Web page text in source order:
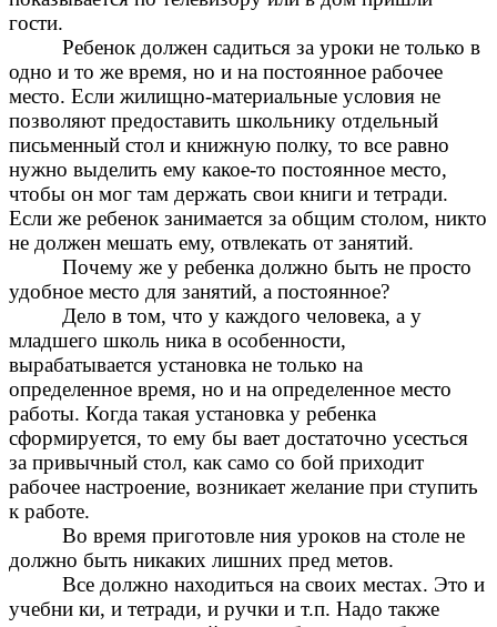
гости.
Ребенок должен садиться за уроки не только в
одно и то же время, но и на постоянное рабочее
место. Если жилищно-материальные условия не
позволяют предоставить школьнику отдельный
письменный стол и книжную полку, то все равно
нужно выделить ему какое-то постоянное место,
чтобы он мог там держать свои книги и тетради.
Если же ребенок занимается за общим столом, никто
не должен мешать ему, отвлекать от занятий.
Почему же у ребенка должно быть не просто
удобное место для занятий, а постоянное?
Дело в том, что у каждого человека, а у
младшего школь ника в особенности,
вырабатывается установка не только на
определенное время, но и на определенное место
работы. Когда такая установка у ребенка
сформируется, то ему бы вает достаточно усесться
за привычный стол, как само со бой приходит
рабочее настроение, возникает желание при ступить
к работе.
Во время приготовле ния уроков на столе не
должно быть никаких лишних пред метов.
Все должно находиться на своих местах. Это и
учебни ки, и тетради, и ручки и т.п. Надо также